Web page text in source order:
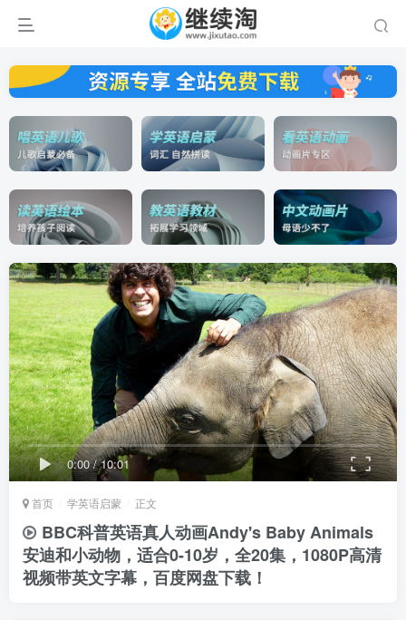
0:00/10:01
首页 学英语启蒙 正文
BBC科普英语真人动画Andy's Baby Animals
安迪和小动物，适合0-10岁，全20集，1080P高清
视频带英文字幕，百度网盘下载！